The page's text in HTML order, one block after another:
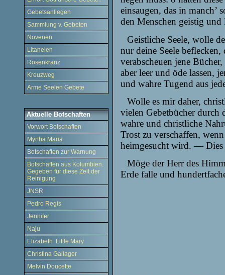
Gebetsanliegen
Sammlung v. Gebeten
Novenen
Litaneien
Rosenkranz
Kreuzweg
Arme Seelen Gebete
Aktuelle Botschaften
Vorwort Botschaften
Myrtha Maria
Botschaften zur Warnung
Botschaften aus Kolumbien.
Gegeben für diese Zeit der
Reinigung
JNSR
Pedro Regis
Jennifer
Naju
Elizabeth Little Mary
Christina Gallager
Melvin Doucette
einsaugen, das in
den Menschen geistig und
Geistliche Seele, wolle
nur deine Seele
verabscheuen jene
aber leer und öde lassen,
und wahre Tugend aus
Wolle es mir daher,
vielen Gebetbücher durch
wahre und christliche
Trost zu verschaffen,
heimgesucht wird. — Dies
Möge der Herr des
Erde falle und